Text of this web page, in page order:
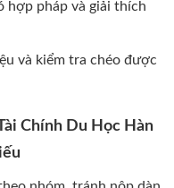
hợp pháp và giải thích
và kiểm tra chéo được
Chính Du Học Hàn